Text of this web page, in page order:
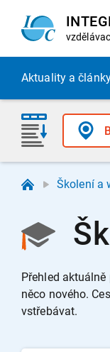
Aktualitya
Školení a
Přehled
něco nového.
vstřebávat.